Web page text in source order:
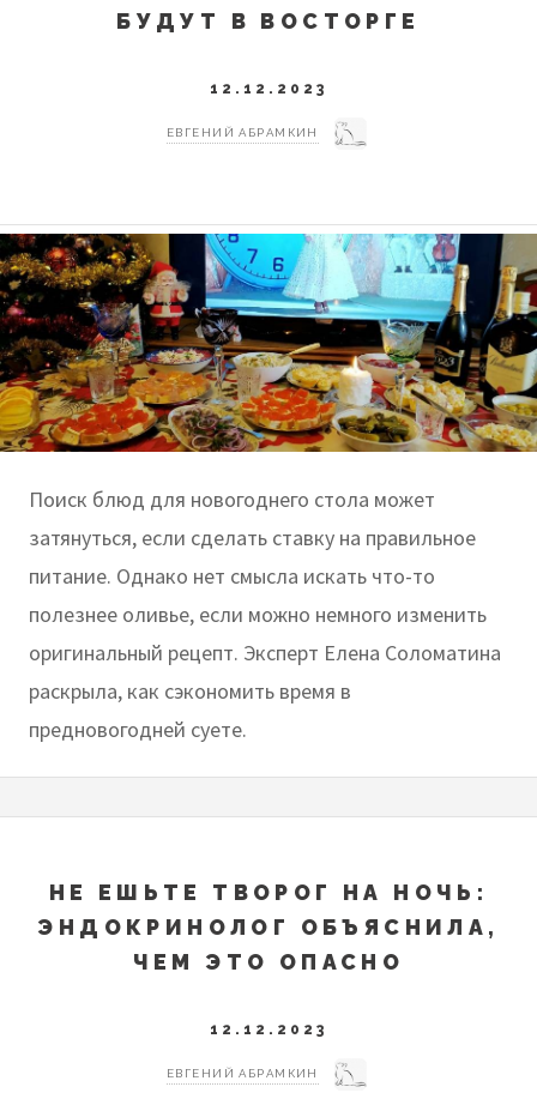
БУДУТ В ВОСТОРГЕ
12.12.2023
ЕВГЕНИЙ АБРАМКИН
Поиск блюд для новогоднего стола может
затянуться, если сделать ставку на правильное
питание. Однако нет смысла искать что-то
полезнее оливье, если можно немного изменить
оригинальный рецепт. Эксперт Елена Соломатина
раскрыла, как сэкономить время в
предновогодней суете.
НЕ ЕШЬТЕ ТВОРОГ НА НОЧЬ:
ЭНДОКРИНОЛОГ ОБЪЯСНИЛА,
ЧЕМ ЭТО ОПАСНО
12.12.2023
ЕВГЕНИЙ АБРАМКИН